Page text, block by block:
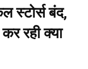
स्टोर्स बंद,
रही क्या